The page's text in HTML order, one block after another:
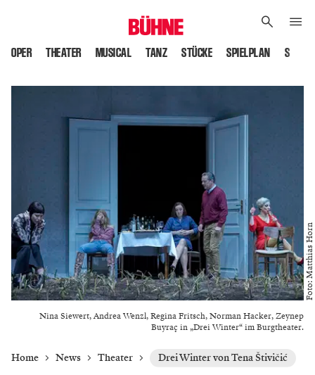
OPER THEATER MUSICAL TANZ STÜCKE SPIELPLAN
Nina Siewert, Andrea Wenzl, Regina Fritsch, Norman Hacker, Zeynep
Buyraç in „Drei Winter“ im Burgtheater.
Foto: Matthias Horn
Home News Theater Drei Winter von Tena Štivičić